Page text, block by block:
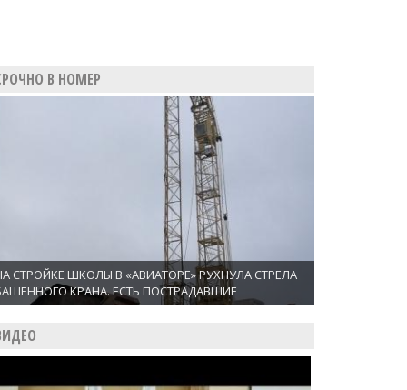
В НОМЕР
СТРОЙКЕ ШКОЛЫ В «АВИАТОРЕ» РУХНУЛА СТРЕЛА
КРАНА. ЕСТЬ ПОСТРАДАВШИЕ